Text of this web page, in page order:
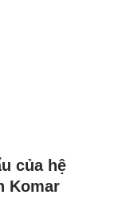
của hệ
Komar